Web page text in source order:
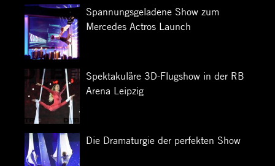
Spannungsgeladene Show zum
Mercedes Actros Launch
Spektakuläre 3D-Flugshow in der RB
Arena Leipzig
Die Dramaturgie der perfekten Show